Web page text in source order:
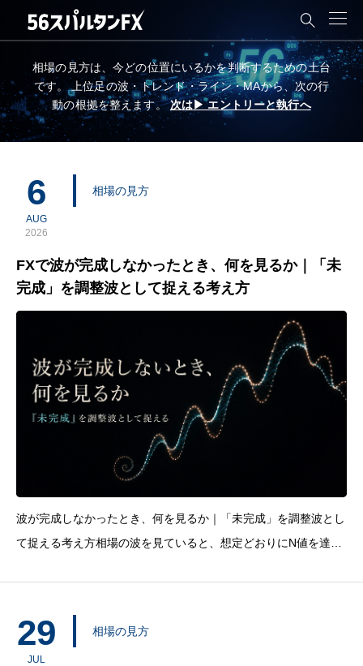

相場の見方は、今どの位置にいるかを判断するための土台
です。 上位足の波・トレンド・ライン・MAから、次の行
動の根拠を整えます。 次は▶ エントリーと執行へ
6
AUG
2026
相場の見方
FXで波が完成しなかったとき、何を見るか｜「未
完成」を調整波として捉える考え方
波が完成しなかったとき、何を見るか｜「未完成」を調整波とし
て捉える考え方相場の波を見ていると、想定どおりにN値を達成
が、直近高値を更新できず、想定していた波が完成しないま
29
JUL
相場の見方